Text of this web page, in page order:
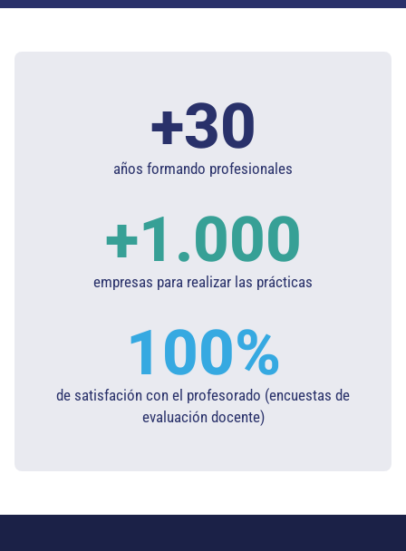
años formando profesionales
+30
empresas para realizar las prácticas
+1.000
de satisfación con el profesorado (encuestas de
evaluación docente)​
100%